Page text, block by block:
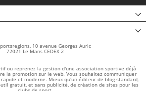
10 avenue Georges Auric
72021 Le Mans CEDEX 2
ou reprenez la gestion d'une association sportive déjà
la promotion sur le web. Vous souhaitez communiquer
et moderne. Mieux qu'un éditeur de blog standard,
gratuit, et sans publicité, de création de sites pour les